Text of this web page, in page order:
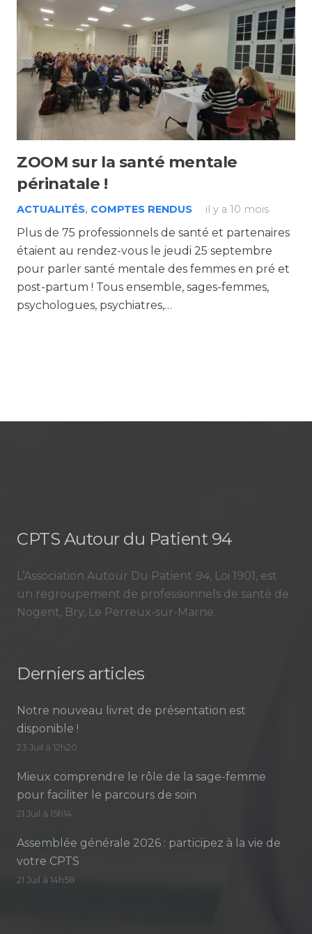
ZOOM sur la santé mentale
périnatale !
ACTUALITÉS, COMPTES RENDUS il y a 10 mois
Plus de 75 professionnels de santé et partenaires
étaient au rendez-vous le jeudi 25 septembre
pour parler santé mentale des femmes en pré et
post-partum ! Tous ensemble, sages-femmes,
psychologues, psychiatres,…
CPTS Autour du Patient 94
L’Association Autour Du Patient 94, Loi 1901, est
un regroupement de professionnels de santé de
Nogent, Bry, Le Perreux-sur-Marne.
Derniers articles
Notre nouveau livret de présentation est
disponible !
23 Juil à 12h20
Mieux comprendre le rôle de la sage-femme
pour faciliter le parcours de soin
21 Juil à 15h14
Assemblée générale 2026 : participez à la vie de
votre CPTS
21 Juil à 14h58